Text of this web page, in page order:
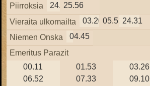
Piirroksia
24.3825.56
Vieraita ulkomailta
03.2605.51 24.31
Niemen Onska
04.45
Emeritus Parazit
00.11
01.53 03.26
06.52
07.33 09.10